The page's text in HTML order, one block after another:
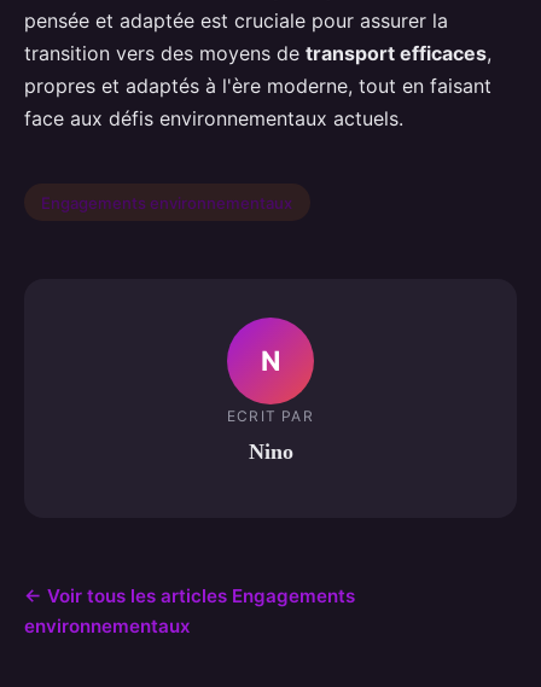
pensée et adaptée est cruciale pour assurer la
transition vers des moyens de transport efficaces,
propres et adaptés à l'ère moderne, tout en faisant
face aux défis environnementaux actuels.
Engagements environnementaux
N
ECRIT PAR
Nino
← Voir tous les articles Engagements
environnementaux